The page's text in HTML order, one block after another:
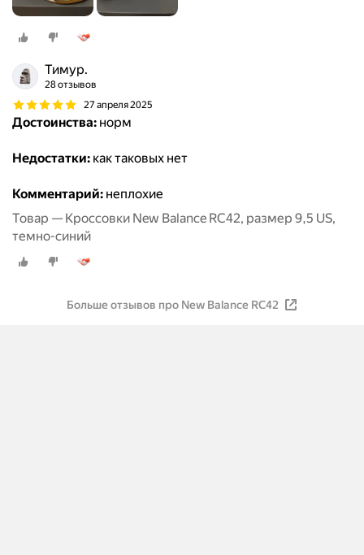
Тимур.
28 отзывов
27 апреля 2025
Достоинства: норм
Недостатки: как таковых нет
Комментарий: неплохие
Товар — Кроссовки New Balance RC42, размер 9,5 US,
темно-синий
Больше отзывов про New Balance RC42